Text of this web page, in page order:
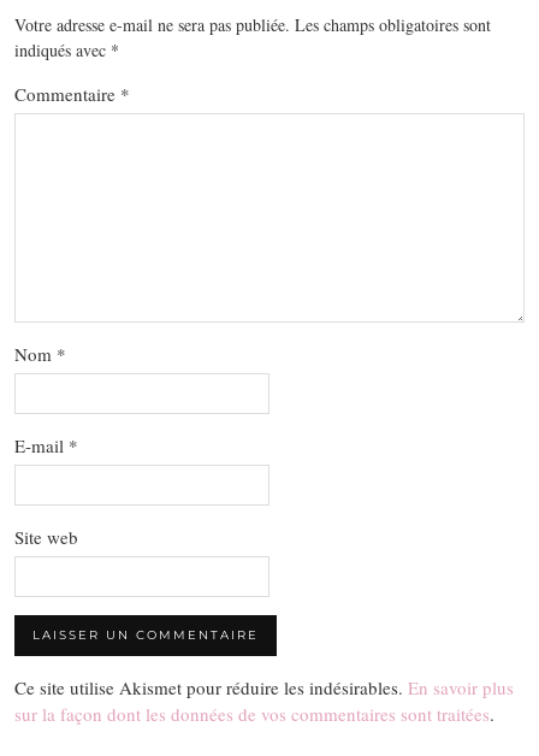
Votre adresse e-mail ne sera pas publiée. Les champs obligatoires sont
indiqués avec *
Commentaire *
Nom *
E-mail *
Site web
Ce site utilise Akismet pour réduire les indésirables. En savoir plus
sur la façon dont les données de vos commentaires sont traitées.